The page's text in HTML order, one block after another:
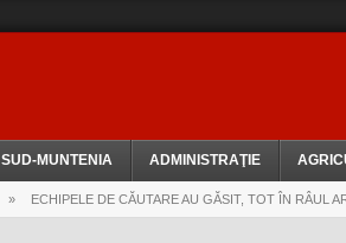
SUD-MUNTENIA ADMINISTRAŢIE
» ECHIPELE DE CĂUTARE AU GĂSIT, TOT ÎN RÂUL